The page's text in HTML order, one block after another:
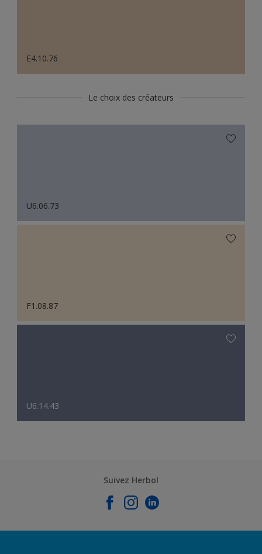
E4.10.76
Le choix des créateurs
U6.06.73
F1.08.87
U6.14.43
Suivez Herbol